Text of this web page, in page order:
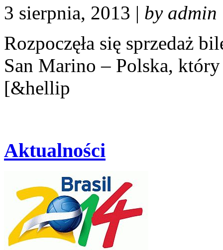
3 sierpnia, 2013 | by admin
Rozpoczęła się sprzedaż
San Marino – Polska,
[&hellip
Aktualności